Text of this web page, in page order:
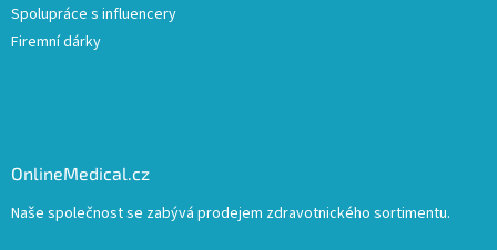
Spolupráce s influencery
Firemní dárky
OnlineMedical.cz
Naše společnost se zabývá prodejem zdravotnického sortimentu.